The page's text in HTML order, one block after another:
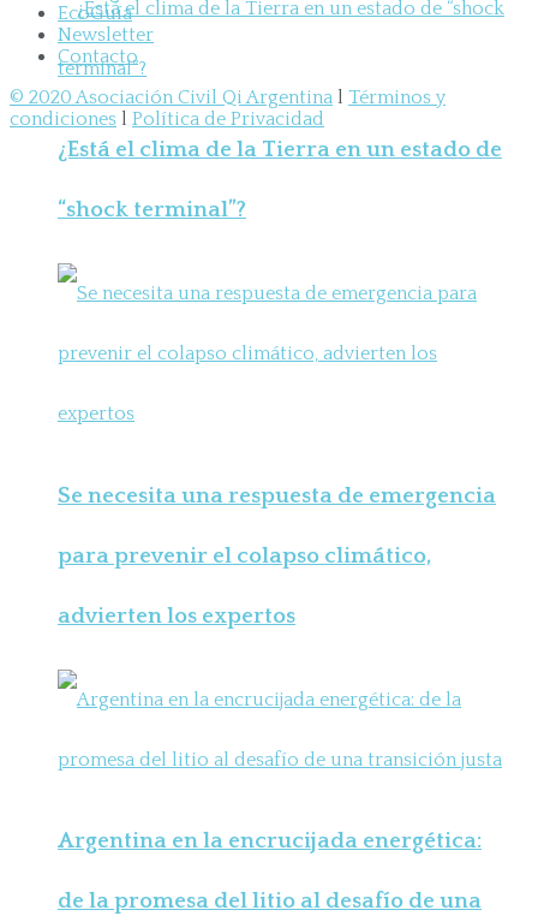
¿Está el clima de la Tierra en un estado de
“shock terminal”?
Se necesita una respuesta de emergencia
para prevenir el colapso climático,
advierten los expertos
Argentina en la encrucijada energética:
de la promesa del litio al desafío de una
EcoGuía
Newsletter
Contacto
© 2020 Asociación Civil Qi Argentina l Términos y
condiciones l Política de Privacidad